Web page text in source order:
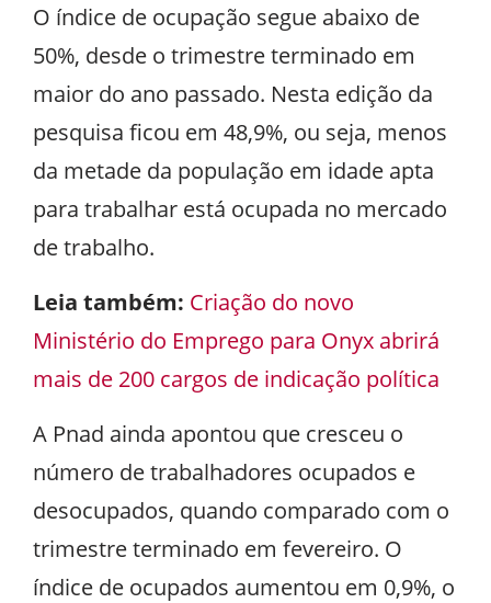
O índice de ocupação segue abaixo de
50%, desde o trimestre terminado em
maior do ano passado. Nesta edição da
pesquisa ficou em 48,9%, ou seja, menos
da metade da população em idade apta
para trabalhar está ocupada no mercado
de trabalho.
Leia também: Criação do novo
Ministério do Emprego para Onyx abrirá
mais de 200 cargos de indicação política
A Pnad ainda apontou que cresceu o
número de trabalhadores ocupados e
desocupados, quando comparado com o
trimestre terminado em fevereiro. O
índice de ocupados aumentou em 0,9%, o